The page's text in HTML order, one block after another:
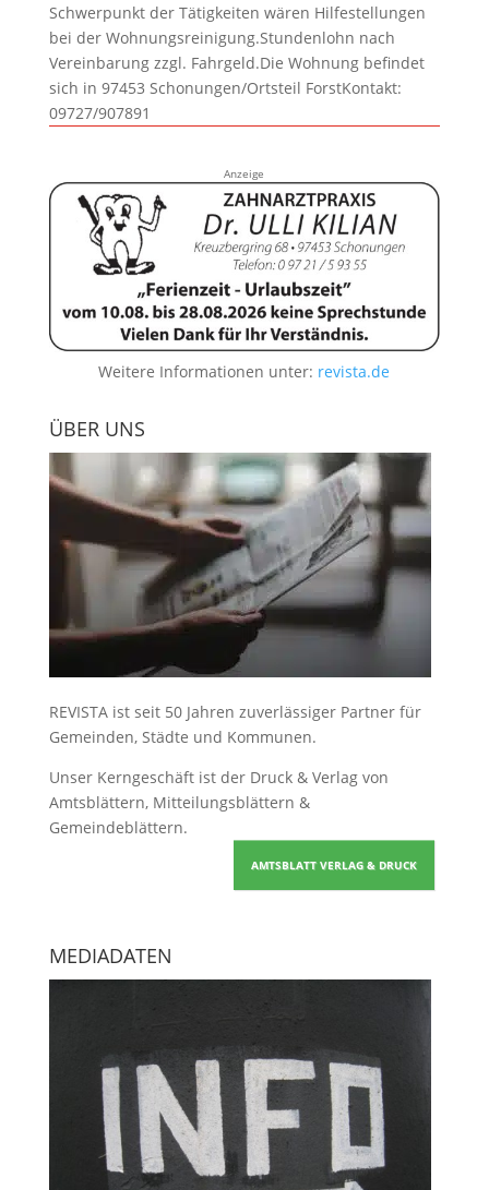
Schwerpunkt der Tätigkeiten wären Hilfestellungen
bei der Wohnungsreinigung.Stundenlohn nach
Vereinbarung zzgl. Fahrgeld.Die Wohnung befindet
sich in 97453 Schonungen/Ortsteil ForstKontakt:
09727/907891
Anzeige
Weitere Informationen unter: revista.de
ÜBER UNS
REVISTA ist seit 50 Jahren zuverlässiger Partner für
Gemeinden, Städte und Kommunen.
Unser Kerngeschäft ist der Druck & Verlag von
Amtsblättern, Mitteilungsblättern &
Gemeindeblättern.
AMTSBLATT VERLAG & DRUCK
MEDIADATEN